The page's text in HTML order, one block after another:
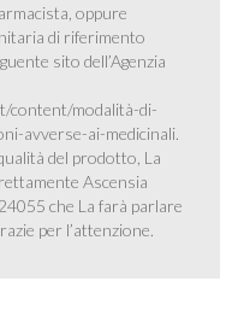
oppure
di riferimento
sito dell’Agenzia
content/modalità-di-
avverse-ai-medicinali.
del prodotto, La
Ascensia
che La farà parlare
per l’attenzione.